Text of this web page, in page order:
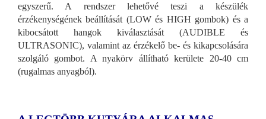
egyszerű. A rendszer lehetővé teszi a készülék
érzékenységének beállítását (LOW és HIGH gombok) és a
kibocsátott hangok kiválasztását (AUDIBLE és
ULTRASONIC), valamint az érzékelő be- és kikapcsolására
szolgáló gombot. A nyakörv állítható kerülete 20-40 cm
(rugalmas anyagból).